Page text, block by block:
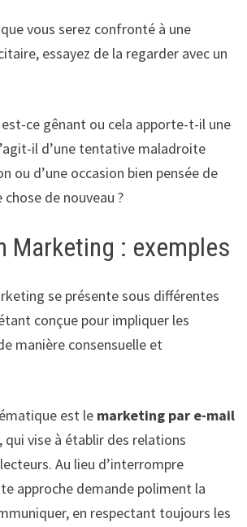
vous serez confronté à une
essayez de la regarder avec un
ce gênant ou cela apporte-t-il une
il d’une tentative maladroite
ou d’une occasion bien pensée de
de nouveau ?
Marketing : exemples
se présente sous différentes
conçue pour impliquer les
manière consensuelle et
est le marketing par e-mail
, qui vise à établir des relations
Au lieu d’interrompre
approche demande poliment la
en respectant toujours les